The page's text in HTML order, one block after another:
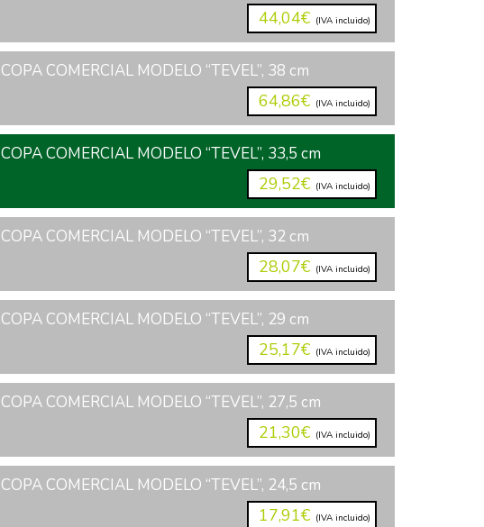
44,04€ (IVA incluido)
COPA COMERCIAL MODELO “TEVEL”, 38 cm
64,86€ (IVA incluido)
COPA COMERCIAL MODELO “TEVEL”, 33,5 cm
29,52€ (IVA incluido)
COPA COMERCIAL MODELO “TEVEL”, 32 cm
28,07€ (IVA incluido)
COPA COMERCIAL MODELO “TEVEL”, 29 cm
25,17€ (IVA incluido)
COPA COMERCIAL MODELO “TEVEL”, 27,5 cm
21,30€ (IVA incluido)
COPA COMERCIAL MODELO “TEVEL”, 24,5 cm
17,91€ (IVA incluido)